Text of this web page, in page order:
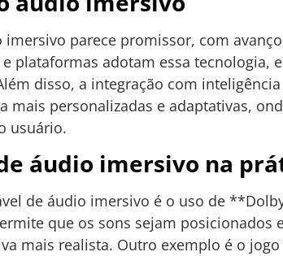
parece promissor, com
plataformas adotam essa tecnologia,
disso, a integração com
mais personalizadas e adaptativas,
usuário.
áudio imersivo na
de áudio imersivo é o uso de
que os sons sejam
mais realista. Outro exemplo é o